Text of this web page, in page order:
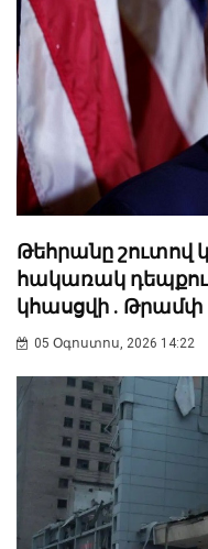
Թեհրանը շուտով
հակառակ
կհասցվի . Թրամփ
05 Օգոստոս, 2026 14:22